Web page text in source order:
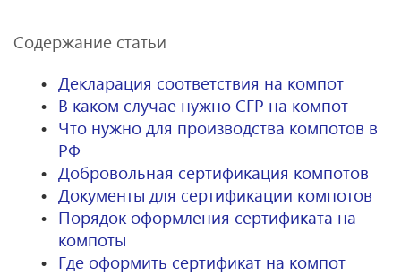
Содержание статьи
Декларация соответствия на компот
В каком случае нужно СГР на компот
Что нужно для производства компотов в
РФ
Добровольная сертификация компотов
Документы для сертификации компотов
Порядок оформления сертификата на
компоты
Где оформить сертификат на компот